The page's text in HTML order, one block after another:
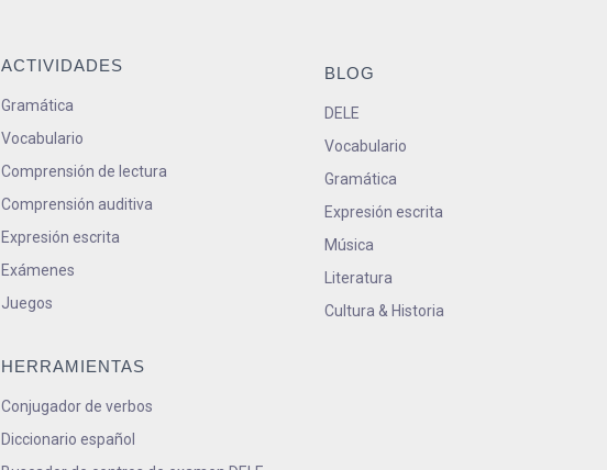
ACTIVIDADES
Gramática
Vocabulario
Comprensión de lectura
Comprensión auditiva
Expresión escrita
Exámenes
Juegos
HERRAMIENTAS
Conjugador de verbos
Diccionario español
BLOG
DELE
Vocabulario
Gramática
Expresión escrita
Música
Literatura
Cultura & Historia